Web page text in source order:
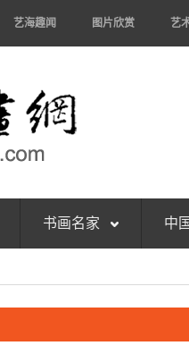
艺海趣闻 图片欣赏 艺
书画名家 中